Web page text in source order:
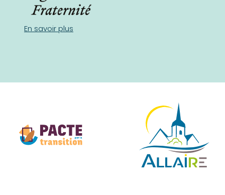
En savoir plus